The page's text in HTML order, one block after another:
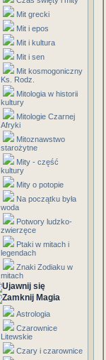
Mit grecki
Mit i epos
Mit i kultura
Mit i sen
Mit kosmogoniczny
Ks. Rodz.
Mitologia w historii
kultury
Mitologie Czarnej
Afryki
Mitoznawstwo
starożytne
Mity - część
kultury
Mity o potopie
Na początku była
woda
Potwory ludzko-
zwierzęce
Ptaki w mitach i
legendach
Znaki Zodiaku w
mitach
Magia
Astrologia
Czarownice
Litewskie
Czary i czarownice